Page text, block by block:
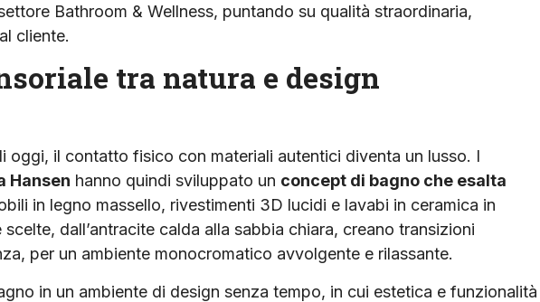
Bathroom & Wellness, puntando su qualità straordinaria,
cliente.
tra natura e design
oggi, il contatto fisico con materiali autentici diventa un lusso. I
Hansen hanno quindi sviluppato un concept di bagno che esalta
in legno massello, rivestimenti 3D lucidi e lavabi in ceramica in
dall’antracite calda alla sabbia chiara, creano transizioni
per un ambiente monocromatico avvolgente e rilassante.
in un ambiente di design senza tempo, in cui estetica e funzionalità